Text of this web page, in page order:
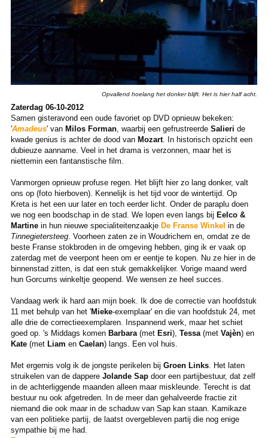
Opvallend hoelang het donker blijft. Het is hier half acht.
Zaterdag 06-10-2012
Samen gisteravond een oude favoriet op DVD opnieuw bekeken:
'Amadeus' van Milos Forman, waarbij een gefrustreerde Salieri de
kwade genius is achter de dood van Mozart. In historisch opzicht een
dubieuze aanname. Veel in het drama is verzonnen, maar het is
niettemin een fantanstische film.
Vanmorgen opnieuw profuse regen. Het blijft hier zo lang donker, valt
ons op (foto hierboven). Kennelijk is het tijd voor de wintertijd. Op
Kreta is het een uur later en toch eerder licht. Onder de paraplu doen
we nog een boodschap in de stad. We lopen even langs bij Eelco &
Martinein hun nieuwe specialiteitenzaakje De Franse Winkel in de
Tinnegietersteeg. Voorheen zaten ze in Woudrichem en, omdat ze de
beste Franse stokbroden in de omgeving hebben, ging ik er vaak op
zaterdag met de veerpont heen om er eentje te kopen. Nu ze hier in de
binnenstad zitten, is dat een stuk gemakkelijker. Vorige maand werd
hun Gorcums winkeltje geopend. We wensen ze heel succes.
Vandaag werk ik hard aan mijn boek. Ik doe de correctie van hoofdstuk
11 met behulp van het 'Mieke-exemplaar' en die van hoofdstuk 24, met
alle drie de correctieexemplaren. Inspannend werk, maar het schiet
goed op. 's Middags komen Barbara(met Esri), Tessa(met Vajèn) en
Kate(met Liam en Caelan) langs. Een vol huis.
Met ergernis volg ik de jongste perikelen bij Groen Links. Het laten
struikelen van de dappere Jolande Sapdoor een partijbestuur, dat zelf
in de achterliggende maanden alleen maar miskleunde. Terecht is dat
bestuur nu ook afgetreden. In de meer dan gehalveerde fractie zit
niemand die ook maar in de schaduw van Sap kan staan. Kamikaze
van een politieke partij, de laatst overgebleven partij die nog enige
sympathie bij me had.